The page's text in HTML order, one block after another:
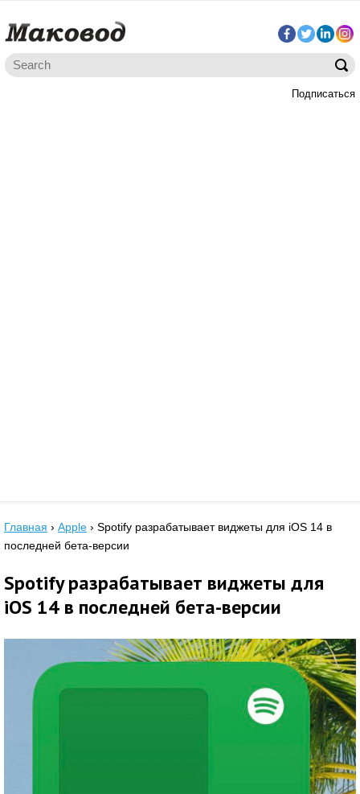
Подписаться
Главная › Apple › Spotify разрабатывает виджеты для iOS 14 в
последней бета-версии
Spotify разрабатывает виджеты для
iOS 14 в последней бета-версии